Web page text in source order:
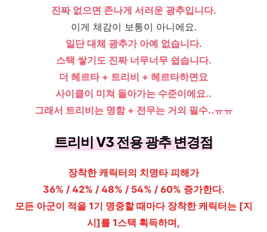
진짜 없으면 존나게 서러운 광추입니다.
이게 체감이 보통이 아니에요.
일단 대체 광추가 아예 없습니다.
스택 쌓기도 진짜 너무너무 쉽습니다.
더 헤르타 + 트리비 + 헤르타하면요
사이클이 미쳐 돌아가는 수준이에요..
그래서 트리비는 명함 + 전무는 거의 필수..ㅠㅠ
트리비 V3 전용 광추 변경점
장착한 캐릭터의 치명타 피해가
36% / 42% / 48% / 54% / 60% 증가한다.
모든 아군이 적을 1기 명중할 때마다 장착한 캐릭터는 [지
시]를 1스택 획득하며,